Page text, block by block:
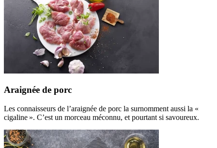
Araignée de porc
Les connaisseurs de l’araignée de porc la surnomment aussi la «
cigaline ». C’est un morceau méconnu, et pourtant si savoureux.